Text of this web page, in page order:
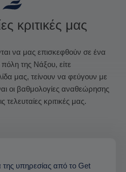
κριτικές μας
να μας επισκεφθούν σε ένα
της Νάξου, είτε
μας, τείνουν να φεύγουν με
οι βαθμολογίες αναθεώρησης
τελευταίες κριτικές μας.
υπηρεσίας από το Get